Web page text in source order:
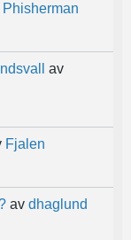
Phisherman
av
Fjalen
av dhaglund